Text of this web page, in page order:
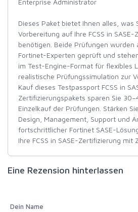
Enterprise Administrator
Dieses Paket bietet Ihnen alles, was
Vorbereitung auf Ihre FCSS in SASE-
benötigen. Beide Prüfungen wurden
Fortinet-Experten geprüft und
im Test-Engine-Format für flexibles
realistische Prüfungssimulation zur
Kauf dieses Testpassport FCSS in
Zertifizierungspakets sparen Sie
Einzelkauf der Prüfungen. Stärken
Design, Management, Support und
fortschrittlicher Fortinet SASE-
Ihre FCSS in SASE-Zertifizierung mit
Eine Rezension hinterlassen
Dein Name